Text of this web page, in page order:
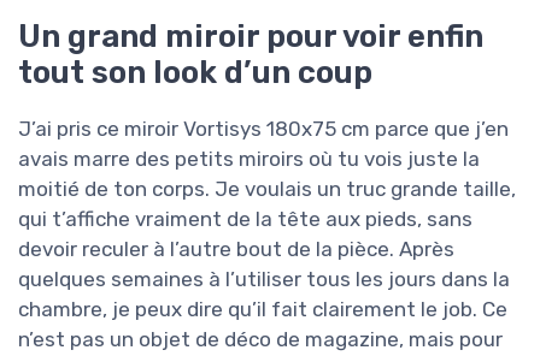
Un grand miroir pour voir enfin
tout son look d’un coup
J’ai pris ce miroir Vortisys 180x75 cm parce que j’en
avais marre des petits miroirs où tu vois juste la
moitié de ton corps. Je voulais un truc grande taille,
qui t’affiche vraiment de la tête aux pieds, sans
devoir reculer à l’autre bout de la pièce. Après
quelques semaines à l’utiliser tous les jours dans la
chambre, je peux dire qu’il fait clairement le job. Ce
n’est pas un objet de déco de magazine, mais pour